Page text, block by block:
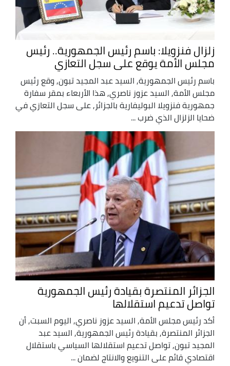
زلزال فنزويلا: باسم رئيس الجمهورية.. رئيس
مجلس الأمة يوقع على سجل التعازي
باسم رئيس الجمهورية, السيد عبد المجيد تبون, وقع رئيس
مجلس الأمة, السيد عزوز ناصري, هذا الأربعاء بمقر سفارة
جمهورية فنزويلا البوليفارية بالجزائر, على سجل التعازي في
ضحايا الزلزال الذي ضرب ...
الجزائر المنتصرة بقيادة رئيس الجمهورية
تواصل تدعيم استقلالها
أكد رئيس مجلس الأمة, السيد عزوز ناصري, اليوم السبت, أن
الجزائر المنتصرة, بقيادة رئيس الجمهورية, السيد عبد
المجيد تبون, تواصل تدعيم استقلالها السياسي باستقلال
اقتصادي قائم على التنويع والانتاج لضمان ...